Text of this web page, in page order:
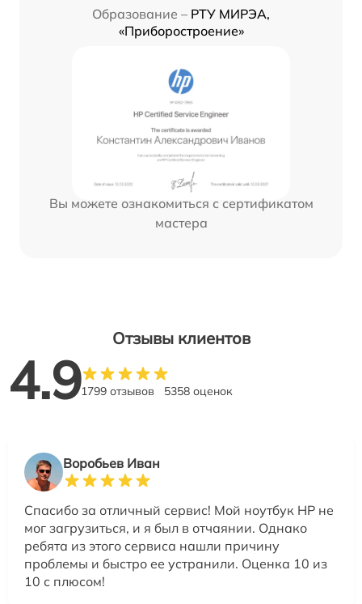
Образование – РТУ МИРЭА,
«Приборостроение»
Вы можете ознакомиться с сертификатом
мастера
Отзывы клиентов
4.91799 отзывов 5358 оценок
Воробьев Иван
Спасибо за отличный сервис! Мой ноутбук HP не
мог загрузиться, и я был в отчаянии. Однако
ребята из этого сервиса нашли причину
проблемы и быстро ее устранили. Оценка 10 из
10 с плюсом!